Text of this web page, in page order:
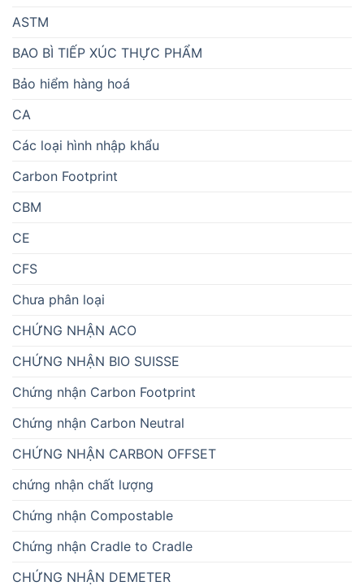
ASTM
BAO BÌ TIẾP XÚC THỰC PHẨM
Bảo hiểm hàng hoá
CA
Các loại hình nhập khẩu
Carbon Footprint
CBM
CE
CFS
Chưa phân loại
CHỨNG NHẬN ACO
CHỨNG NHẬN BIO SUISSE
Chứng nhận Carbon Footprint
Chứng nhận Carbon Neutral
CHỨNG NHẬN CARBON OFFSET
chứng nhận chất lượng
Chứng nhận Compostable
Chứng nhận Cradle to Cradle
CHỨNG NHẬN DEMETER